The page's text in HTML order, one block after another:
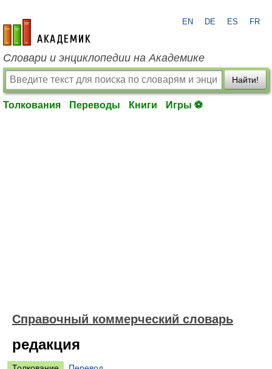
academic.ru
EN DE ES FR
Словари и энциклопедии на Академике
Найти!
Толкования Переводы Книги Игры ⚽
Справочный коммерческий словарь
редакция